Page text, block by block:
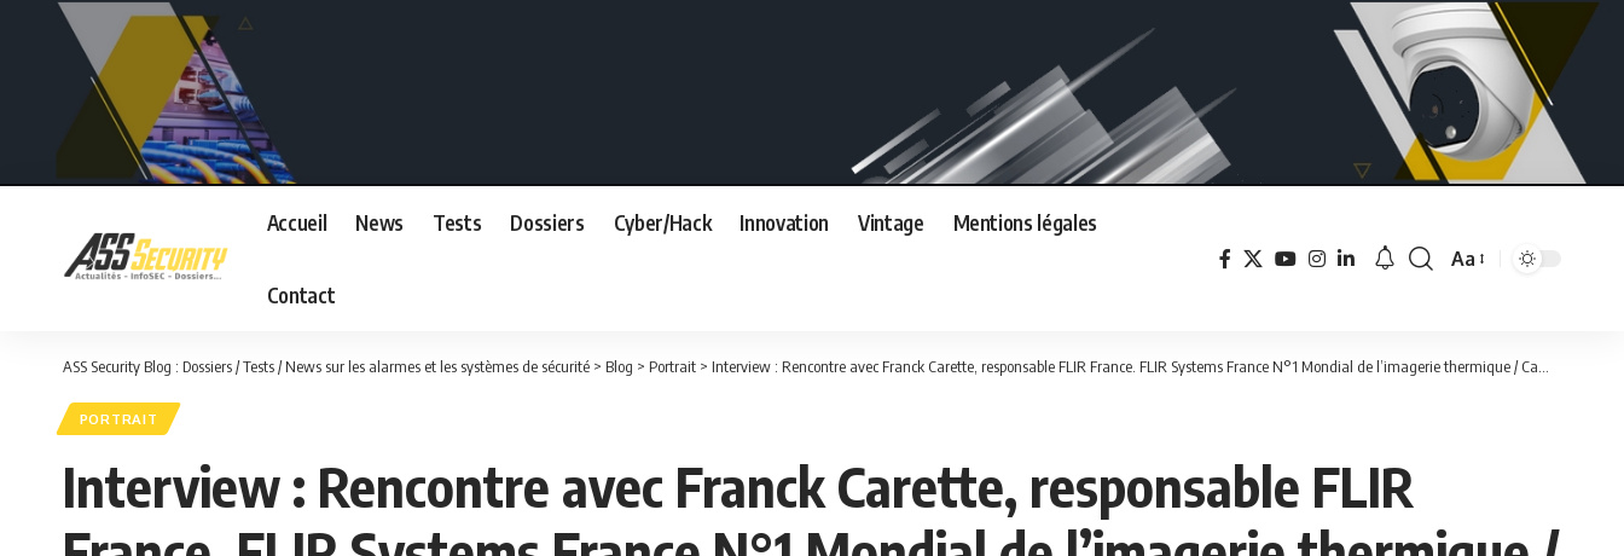
Accueil News Tests Dossiers Cyber/Hack Innovation Vintage Mentions légales
Contact
Font
Aa
ASS Security Blog : Dossiers / Tests / News sur les alarmes et les systèmes de sécurité > Blog > Portrait > Interview : Rencontre avec Franck Carette, responsable FLIR France. FLIR Systems France N°1 Mondial de l’imagerie thermique / Caméras Thermiques
PORTRAIT
Interview : Rencontre avec Franck Carette, responsable FLIR